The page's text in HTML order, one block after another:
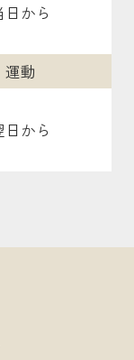
日から
運動
日から